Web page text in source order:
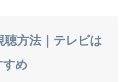
聴方法｜テレビは
すめ